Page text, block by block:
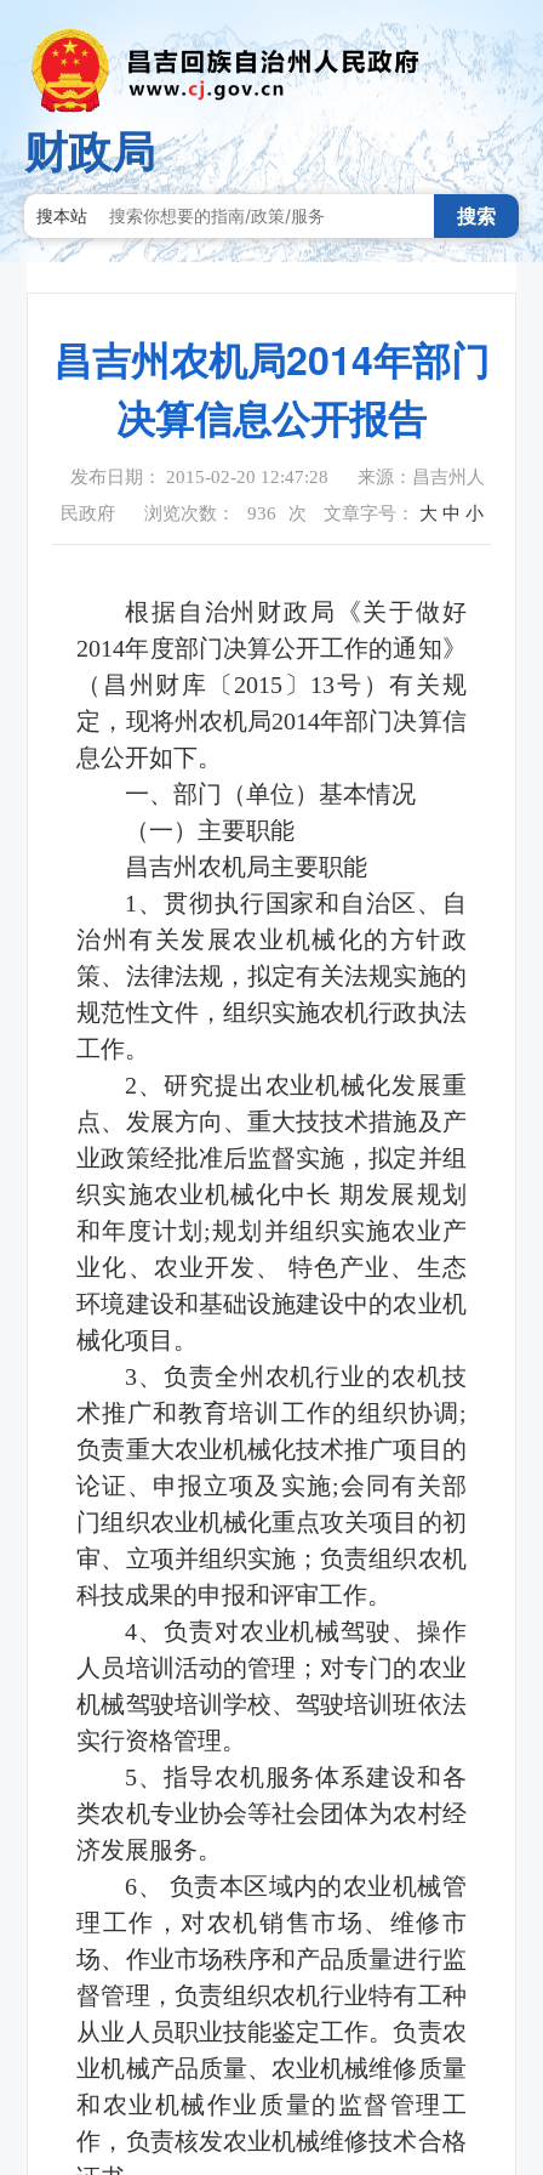
财政局
搜本站 搜索
昌吉州农机局2014年部门
决算信息公开报告
发布日期： 2015-02-20 12:47:28
来源：昌吉州人
民政府
浏览次数： 936 次 文章字号： 大 中 小
根据自治州财政局《关于做好
2014年度部门决算公开工作的通知》
（昌州财库〔2015〕13号）有关规
定，现将州农机局2014年部门决算信
息公开如下。
一、部门（单位）基本情况
（一）主要职能
昌吉州农机局主要职能
1、贯彻执行国家和自治区、自
治州有关发展农业机械化的方针政
策、法律法规，拟定有关法规实施的
规范性文件，组织实施农机行政执法
工作。
2、研究提出农业机械化发展重
点、发展方向、重大技技术措施及产
业政策经批准后监督实施，拟定并组
织实施农业机械化中长 期发展规划
和年度计划;规划并组织实施农业产
业化、农业开发、
特色产业、生态
环境建设和基础设施建设中的农业机
械化项目。
3、负责全州农机行业的农机技
术推广和教育培训工作的组织协调;
负责重大农业机械化技术推广项目的
论证、申报立项及实施;会同有关部
门组织农业机械化重点攻关项目的初
审、立项并组织实施；负责组织农机
科技成果的申报和评审工作。
4、负责对农业机械驾驶、操作
人员培训活动的管理；对专门的农业
机械驾驶培训学校、驾驶培训班依法
实行资格管理。
5、指导农机服务体系建设和各
类农机专业协会等社会团体为农村经
济发展服务。
6、
负责本区域内的农业机械管
理工作，对农机销售市场、维修市
场、作业市场秩序和产品质量进行监
督管理，负责组织农机行业特有工种
从业人员职业技能鉴定工作。负责农
业机械产品质量、农业机械维修质量
和农业机械作业质量的监督管理工
作，负责核发农业机械维修技术合格